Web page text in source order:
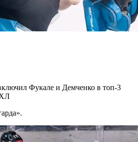
Фукале и Демченко в топ-3